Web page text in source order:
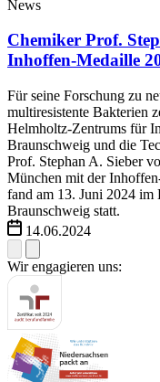
News
Chemiker Prof.
Inhoffen-Medaille
Für seine Forschung zu
multiresistente Bakterien
Helmholtz-Zentrums für
Braunschweig und die
Prof. Stephan A. Sieber
München mit der
fand am 13. Juni 2024 im
Braunschweig statt.
14.06.2024
Wir engagieren uns: